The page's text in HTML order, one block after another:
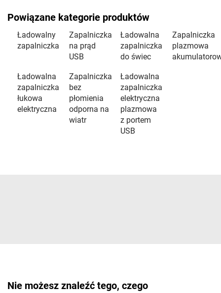
Powiązane kategorie produktów
Ładowalny
zapalniczka
Zapalniczka
na prąd
USB
Ładowalna
zapalniczka
do świec
Zapalniczka
plazmowa
Ładowalna
zapalniczka
łukowa
elektryczna
Zapalniczka
bez
płomienia
odporna na
wiatr
Ładowalna
zapalniczka
elektryczna
plazmowa
z portem
USB
Nie możesz znaleźć tego, czego